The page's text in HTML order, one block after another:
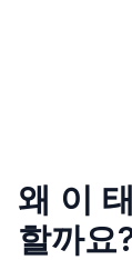
왜 이
할까요